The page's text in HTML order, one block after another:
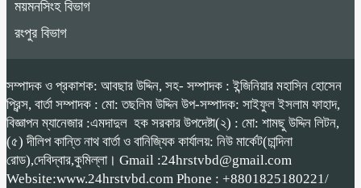
ময়মনসিংহ বিভাগ
রংপুর বিভাগ
সম্পাদক ও প্রকাশক: আবছার উদ্দিন, সহ- সম্পাদক : ইন্জিনিয়ার মহাসিন হোসেন
প্রিন্স, বার্তা সম্পাদক : মো: তছলিম উদ্দিন উপ-সম্পাদক: সাইফুল ইসলাম ফাহাদ,
বিজ্ঞাপন ম্যানেজার :এমদাদুল হক সরকার উপদেষ্টা(২) : মো: শামছু উদ্দিন লিটন,
(৫) দীলিপ কান্তি নাথ বার্তা ও বানিজ্যিক কার্যালয়: নিউ মার্কেট(চান্দিনা
রোড),দেবিদ্বার,কুমিল্লা। Gmail :24hrstvbd@gmail.com
Website:www.24hrstvbd.com Phone : +8801825180221/